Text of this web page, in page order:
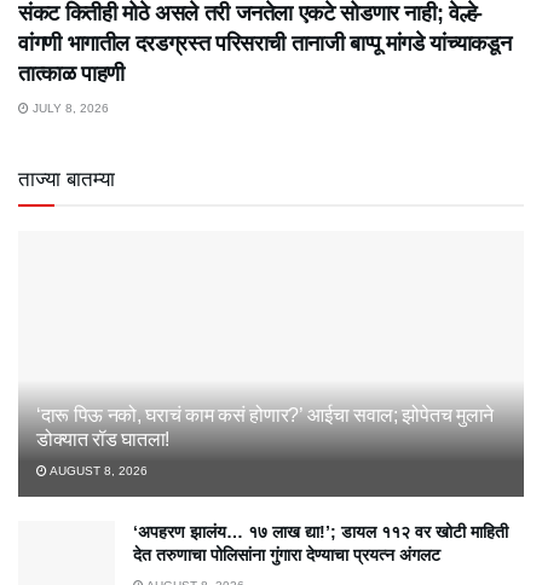
संकट कितीही मोठे असले तरी जनतेला एकटे सोडणार नाही; वेल्हे-
वांगणी भागातील दरडग्रस्त परिसराची तानाजी बाप्पू मांगडे यांच्याकडून
तात्काळ पाहणी
JULY 8, 2026
ताज्या बातम्या
‘दारू पिऊ नको, घराचं काम कसं होणार?’ आईचा सवाल; झोपेतच मुलाने
डोक्यात रॉड घातला!
AUGUST 8, 2026
‘अपहरण झालंय… १७ लाख द्या!’; डायल ११२ वर खोटी माहिती
देत तरुणाचा पोलिसांना गुंगारा देण्याचा प्रयत्न अंगलट